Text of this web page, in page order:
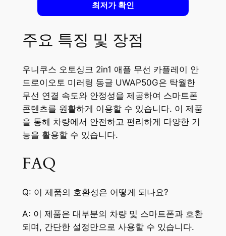
최저가 확인
주요 특징 및 장점
우니쿠스 오토싱크 2in1 애플 무선 카플레이 안
드로이오토 미러링 동글 UWAP50G은 탁월한
무선 연결 속도와 안정성을 제공하여 스마트폰
콘텐츠를 원활하게 이용할 수 있습니다. 이 제품
을 통해 차량에서 안전하고 편리하게 다양한 기
능을 활용할 수 있습니다.
FAQ
Q: 이 제품의 호환성은 어떻게 되나요?
A: 이 제품은 대부분의 차량 및 스마트폰과 호환
되며, 간단한 설정만으로 사용할 수 있습니다.